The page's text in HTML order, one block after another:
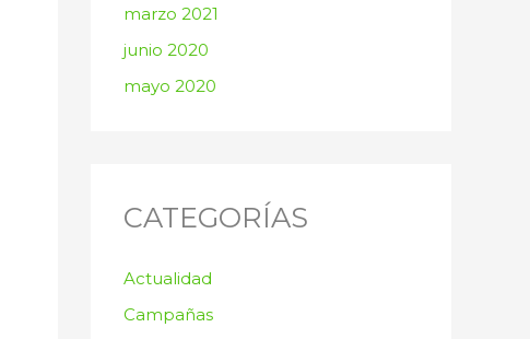
marzo 2021
junio 2020
mayo 2020
CATEGORÍAS
Actualidad
Campañas